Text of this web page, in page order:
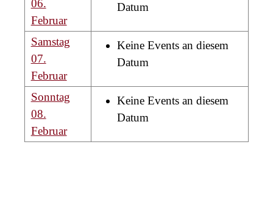
06.
Februar
Datum
Samstag
07.
Februar
Keine Events an diesem
Datum
Sonntag
08.
Februar
Keine Events an diesem
Datum